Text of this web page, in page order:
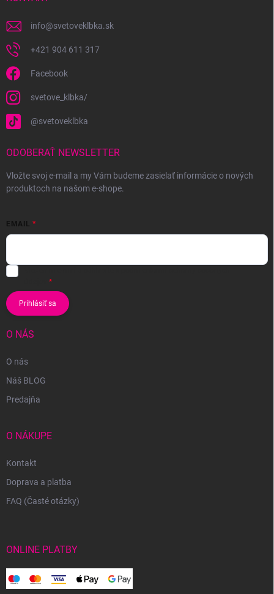
info@svetoveklbka.sk
+421 904 611 317
Facebook
svetove_klbka/
@svetoveklbka
ODOBERAŤ NEWSLETTER
Vložte svoj e-mail a my Vám budeme zasielať informácie o nových
produktoch na našom e-shope.
EMAIL
Prihlásiť sa
O NÁS
O nás
Náš BLOG
Predajňa
O NÁKUPE
Kontakt
Doprava a platba
FAQ (Časté otázky)
ONLINE PLATBY